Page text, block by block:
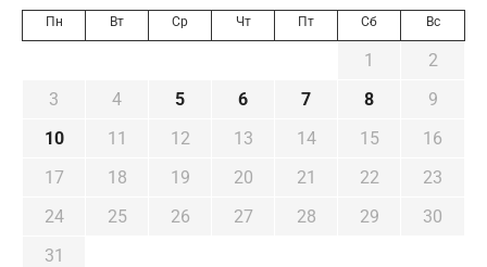
Пн Вт Ср Чт Пт Сб Вс
1
2
3
4 5 6 7 8
9
10
11 12 13 14 15
16
17
18 19 20 21 22
23
24
25 26 27 28 29
30
31